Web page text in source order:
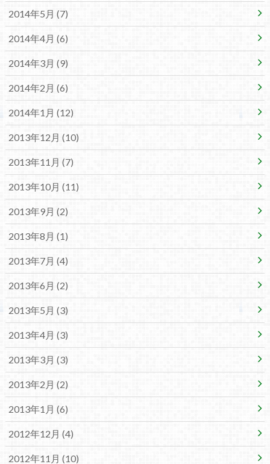
2014年5月 (7)
2014年4月 (6)
2014年3月 (9)
2014年2月 (6)
2014年1月 (12)
2013年12月 (10)
2013年11月 (7)
2013年10月 (11)
2013年9月 (2)
2013年8月 (1)
2013年7月 (4)
2013年6月 (2)
2013年5月 (3)
2013年4月 (3)
2013年3月 (3)
2013年2月 (2)
2013年1月 (6)
2012年12月 (4)
2012年11月 (10)